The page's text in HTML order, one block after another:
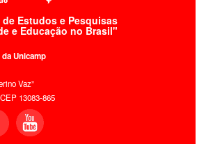
de Estudos e Pesquisas
e Educação no Brasil"
Unicamp
Vaz”
13083-865